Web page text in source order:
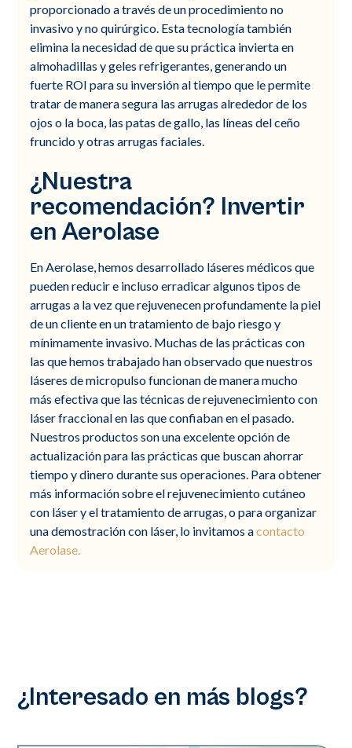
proporcionado a través de un procedimiento no
invasivo y no quirúrgico. Esta tecnología también
elimina la necesidad de que su práctica invierta en
almohadillas y geles refrigerantes, generando un
fuerte ROI para su inversión al tiempo que le permite
tratar de manera segura las arrugas alrededor de los
ojos o la boca, las patas de gallo, las líneas del ceño
fruncido y otras arrugas faciales.
¿Nuestra
recomendación? Invertir
en Aerolase
En Aerolase, hemos desarrollado láseres médicos que
pueden reducir e incluso erradicar algunos tipos de
arrugas a la vez que rejuvenecen profundamente la piel
de un cliente en un tratamiento de bajo riesgo y
mínimamente invasivo. Muchas de las prácticas con
las que hemos trabajado han observado que nuestros
láseres de micropulso funcionan de manera mucho
más efectiva que las técnicas de rejuvenecimiento con
láser fraccional en las que confiaban en el pasado.
Nuestros productos son una excelente opción de
actualización para las prácticas que buscan ahorrar
tiempo y dinero durante sus operaciones. Para obtener
más información sobre el rejuvenecimiento cutáneo
con láser y el tratamiento de arrugas, o para organizar
una demostración con láser, lo invitamos acontacto
Aerolase.
¿Interesado en más blogs?